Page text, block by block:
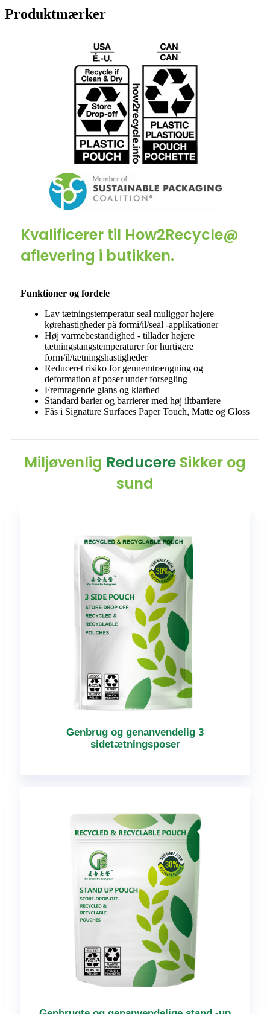
Produktmærker
Kvalificerer til How2Recycle@
aflevering i butikken.
Funktioner og fordele
Lav tætningstemperatur seal muliggør højere
kørehastigheder på formi/il/seal -applikationer
Høj varmebestandighed - tillader højere
tætningstangstemperaturer for hurtigere
form/il/tætningshastigheder
Reduceret risiko for gennemtrængning og
deformation af poser under forsegling
Fremragende glans og klarhed
Standard barier og barrierer med høj iltbarriere
Fås i Signature Surfaces Paper Touch, Matte og Gloss
Miljøvenlig Reducere Sikker og
sund
Genbrug og genanvendelig 3
sidetætningsposer